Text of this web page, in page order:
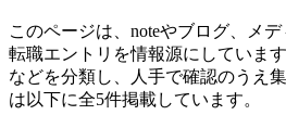
このページは、noteやブログ、メ
転職エントリを情報源にしていま
などを分類し、人手で確認のうえ
は以下に全5件掲載しています。